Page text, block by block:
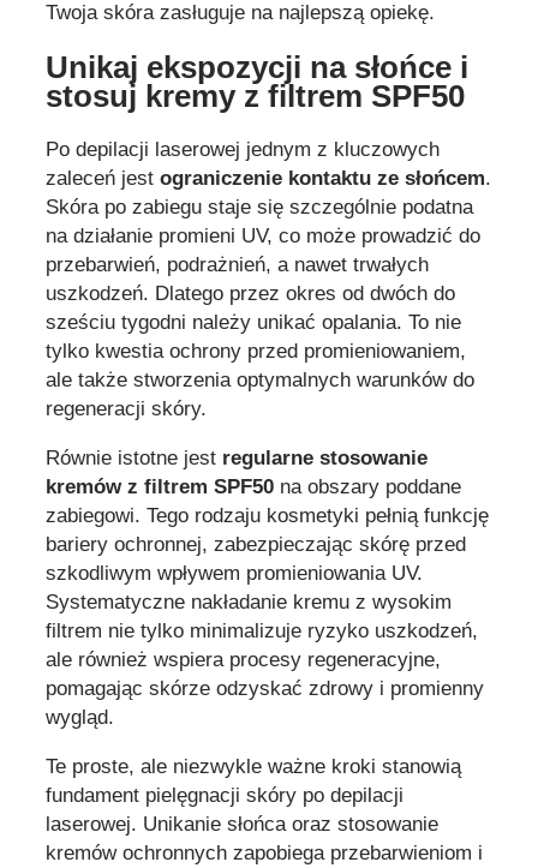
Twoja skóra zasługuje na najlepszą opiekę.
Unikaj ekspozycji na słońce i
stosuj kremy z filtrem SPF50
Po depilacji laserowej jednym z kluczowych
zaleceń jest ograniczenie kontaktu ze słońcem.
Skóra po zabiegu staje się szczególnie podatna
na działanie promieni UV, co może prowadzić do
przebarwień, podrażnień, a nawet trwałych
uszkodzeń. Dlatego przez okres od dwóch do
sześciu tygodni należy unikać opalania. To nie
tylko kwestia ochrony przed promieniowaniem,
ale także stworzenia optymalnych warunków do
regeneracji skóry.
Równie istotne jest regularne stosowanie
kremów z filtrem SPF50 na obszary poddane
zabiegowi. Tego rodzaju kosmetyki pełnią funkcję
bariery ochronnej, zabezpieczając skórę przed
szkodliwym wpływem promieniowania UV.
Systematyczne nakładanie kremu z wysokim
filtrem nie tylko minimalizuje ryzyko uszkodzeń,
ale również wspiera procesy regeneracyjne,
pomagając skórze odzyskać zdrowy i promienny
wygląd.
Te proste, ale niezwykle ważne kroki stanowią
fundament pielęgnacji skóry po depilacji
laserowej. Unikanie słońca oraz stosowanie
kremów ochronnych zapobiega przebarwieniom i